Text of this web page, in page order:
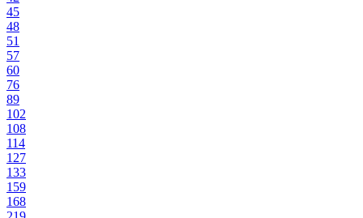
45
48
51
57
60
76
89
102
108
114
127
133
159
168